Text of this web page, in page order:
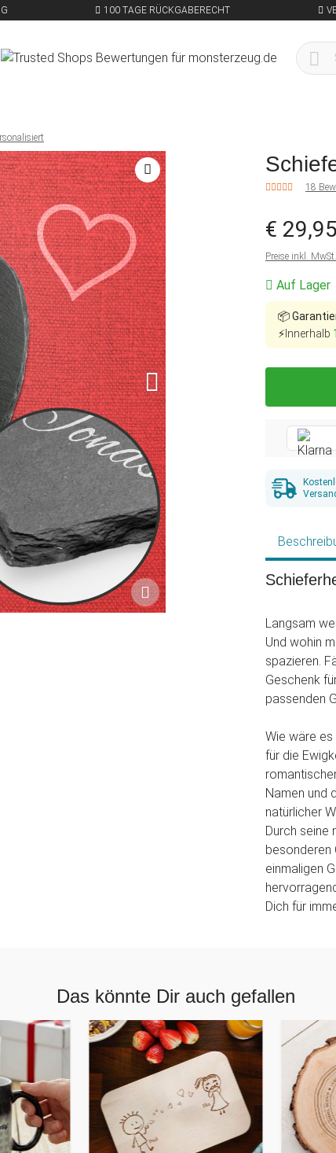
100 TAGE RÜCKGABERECHT
18
€ 29,95
Preise inkl.
Auf Lager
📦
⚡Innerhalb
Langsam
Und wohin
spazieren.
Geschenk
passenden
Wie wäre es
für die
Namen und
natürlicher
Durch seine
besonderen
einmaligen
Dich für
Das könnte Dir auch gefallen